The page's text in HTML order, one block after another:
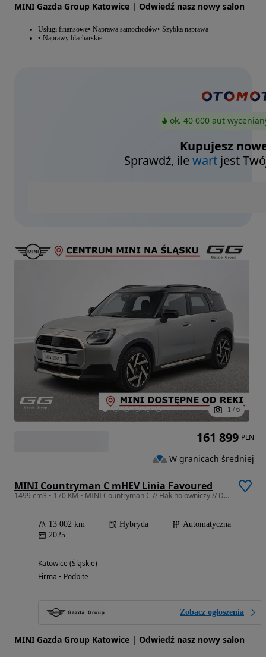
MINI Gazda Group Katowice | Odwiedź nasz nowy salon
Usługi finansowe Naprawa samochodów Szybka naprawa
Naprawy blacharskie
ok. 40 000 aut
Kupujesz
Sprawdź, ilewart jest
1 / 6
MINI Countryman C mHEV Linia Favoured
1499 cm3 • 170 KM • MINI Countryman C // Hak holowniczy // Dach panoramiczny // Head-Up
13 002 km Hybryda
Automatyczna
2025
Katowice (Śląskie)
Firma • Podbite
Zobacz ogłoszenia
MINI Gazda Group Katowice | Odwiedź nasz nowy salon
161 899 PLN
W granicach średniej